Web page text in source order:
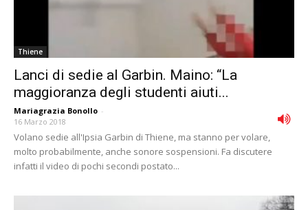
Thiene
Lanci di sedie al Garbin. Maino: “La
maggioranza degli studenti aiuti...
Mariagrazia Bonollo -
16 Marzo 2018
Volano sedie all'Ipsia Garbin di Thiene, ma stanno per volare,
molto probabilmente, anche sonore sospensioni. Fa discutere
infatti il video di pochi secondi postato...